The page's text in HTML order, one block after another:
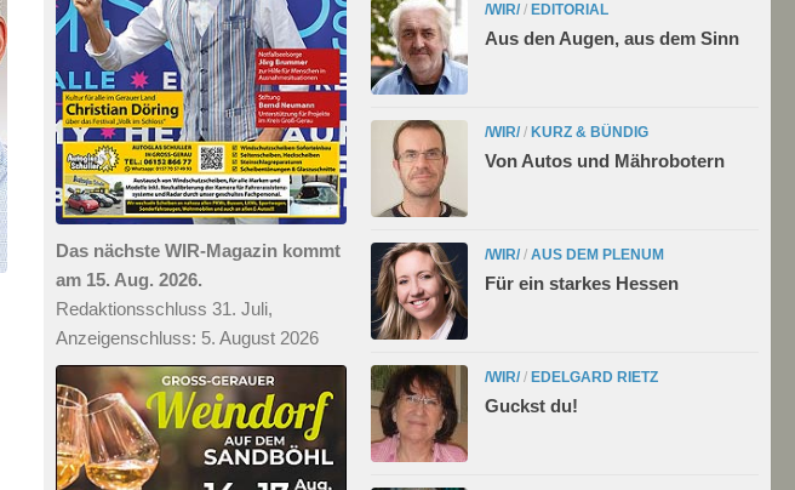
/WIR/ / EDITORIAL
Aus den Augen, aus dem Sinn
/WIR/ / KURZ & BÜNDIG
Von Autos und Mährobotern
/WIR/ / AUS DEM PLENUM
Für ein starkes Hessen
/WIR/ / EDELGARD RIETZ
Guckst du!
Das nächste WIR-Magazin kommt
am 15. Aug. 2026.
Redaktionsschluss 31. Juli,
Anzeigenschluss: 5. August 2026